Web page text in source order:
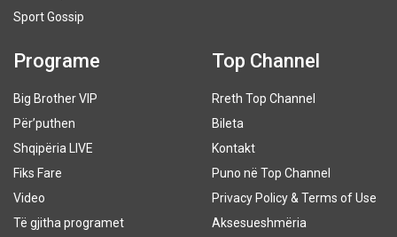
Sport Gossip
Programe
Big Brother VIP
Për’puthen
Shqipëria LIVE
Fiks Fare
Video
Të gjitha programet
Top Channel
Rreth Top Channel
Bileta
Kontakt
Puno në Top Channel
Privacy Policy & Terms of Use
Aksesueshmëria